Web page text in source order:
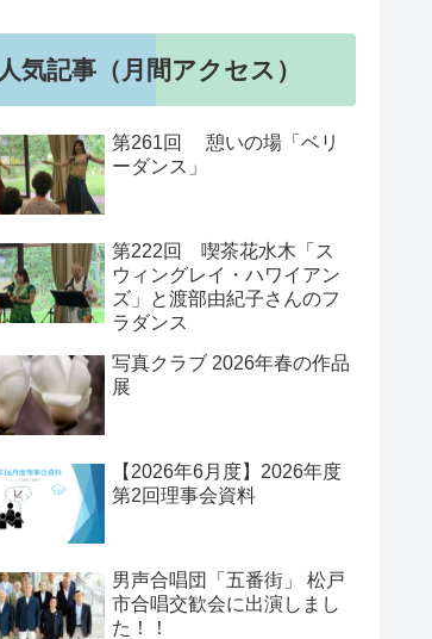
人気記事（月間アクセス）
第261回 憩いの場「ベリ
ーダンス」
第222回 喫茶花水木「ス
ウィングレイ・ハワイアン
ズ」と渡部由紀子さんのフ
ラダンス
写真クラブ 2026年春の作品
展
【2026年6月度】2026年度
第2回理事会資料
男声合唱団「五番街」 松戸
市合唱交歓会に出演しまし
た！！